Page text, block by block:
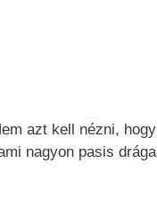
azt kell nézni, hogy
nagyon pasis drága